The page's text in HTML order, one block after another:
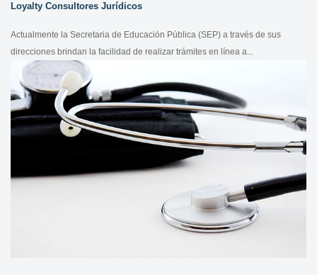
Loyalty Consultores Jurídicos
Actualmente la Secretaria de Educación Pública (SEP) a través de sus
direcciones brindan la facilidad de realizar trámites en línea a...